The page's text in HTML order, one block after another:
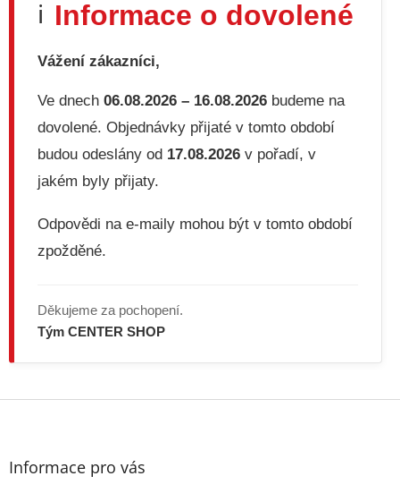
a
c
v
k
y
v
s
u
ℹ️ Informace o dovolené
Vážení zákazníci,
Ve dnech 06.08.2026 – 16.08.2026 budeme na
dovolené. Objednávky přijaté v tomto období
budou odeslány od 17.08.2026 v pořadí, v
jakém byly přijaty.
Odpovědi na e-maily mohou být v tomto období
zpožděné.
Děkujeme za pochopení.
Tým CENTER SHOP
Z
Informace pro vás